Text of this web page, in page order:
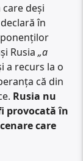
deși
în
Rusia„a
a recurs la o
că din
Rusia nu
provocată în
care